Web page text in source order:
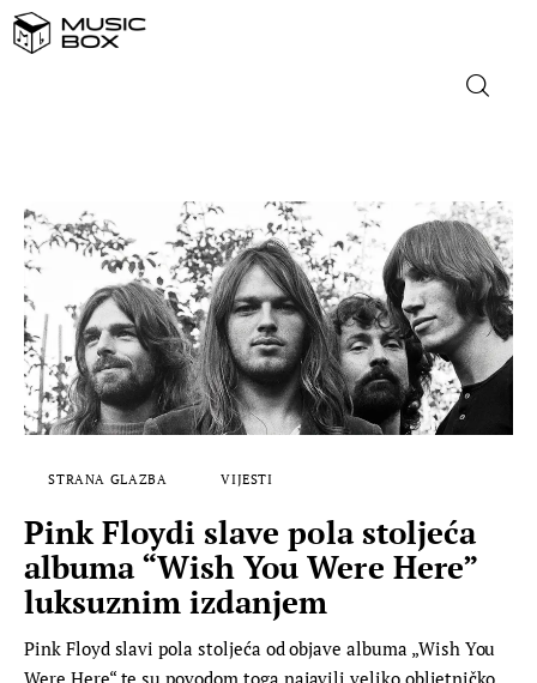
DOMAĆA GLAZBA
STRANA GLAZBA
FILM
MUSIC BOX
STRANA GLAZBA VIJESTI
Pink Floydi slave pola stoljeća
albuma “Wish You Were Here”
luksuznim izdanjem
Pink Floyd slavi pola stoljeća od objave albuma „Wish You
Were Here“ te su povodom toga najavili veliko obljetničko